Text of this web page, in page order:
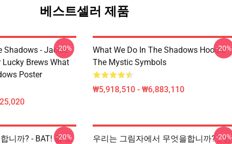
베스트셀러 제품
Shadows - Jackie
Brews What
Poster
-20%
What We Do In The Shadows Hoodie
The Mystic Symbols
₩5,918,510 - ₩6,883,110
-20%
니까? - BAT! 풀 오
-20%
우리는 그림자에서 무엇을합니까? _ 완
-20%